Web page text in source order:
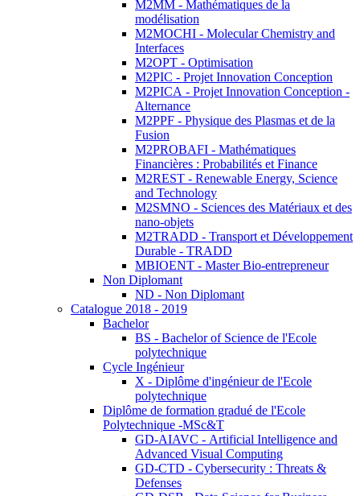
M2MM - Mathématiques de la
modélisation
M2MOCHI - Molecular Chemistry and
Interfaces
M2OPT - Optimisation
M2PIC - Projet Innovation Conception
M2PICA - Projet Innovation Conception -
Alternance
M2PPF - Physique des Plasmas et de la
Fusion
M2PROBAFI - Mathématiques
Financières : Probabilités et Finance
M2REST - Renewable Energy, Science
and Technology
M2SMNO - Sciences des Matériaux et des
nano-objets
M2TRADD - Transport et Développement
Durable - TRADD
MBIOENT - Master Bio-entrepreneur
Non Diplomant
ND - Non Diplomant
Catalogue 2018 - 2019
Bachelor
BS - Bachelor of Science de l'Ecole
polytechnique
Cycle Ingénieur
X - Diplôme d'ingénieur de l'Ecole
polytechnique
Diplôme de formation gradué de l'Ecole
Polytechnique -MSc&T
GD-AIAVC - Artificial Intelligence and
Advanced Visual Computing
GD-CTD - Cybersecurity : Threats &
Defenses